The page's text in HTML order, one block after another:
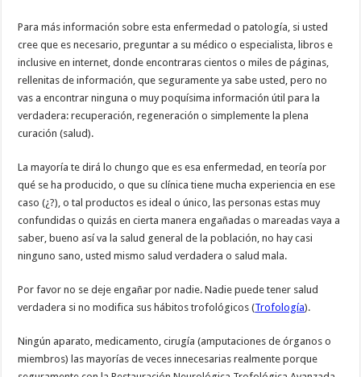
Para más información sobre esta enfermedad o patología, si usted
cree que es necesario, preguntar a su médico o especialista, libros e
inclusive en internet, donde encontraras cientos o miles de páginas,
rellenitas de información, que seguramente ya sabe usted, pero no
vas a encontrar ninguna o muy poquísima información útil para la
verdadera: recuperación, regeneración o simplemente la plena
curación (salud).
La mayoría te dirá lo chungo que es esa enfermedad, en teoría por
qué se ha producido, o que su clínica tiene mucha experiencia en ese
caso (¿?), o tal productos es ideal o único, las personas estas muy
confundidas o quizás en cierta manera engañadas o mareadas vaya a
saber, bueno así va la salud general de la población, no hay casi
ninguno sano, usted mismo salud verdadera o salud mala.
Por favor no se deje engañar por nadie. Nadie puede tener salud
verdadera si no modifica sus hábitos trofológicos (Trofología).
Ningún aparato, medicamento, cirugía (amputaciones de órganos o
miembros) las mayorías de veces innecesarias realmente porque